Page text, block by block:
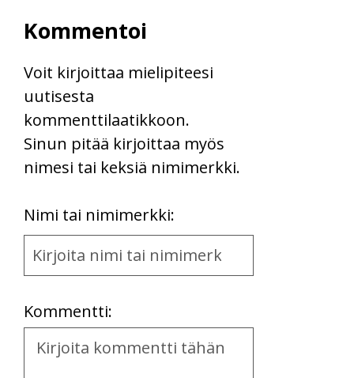
Kommentoi
Voit kirjoittaa mielipiteesi
uutisesta
kommenttilaatikkoon.
Sinun pitää kirjoittaa myös
nimesi tai keksiä nimimerkki.
Nimi tai nimimerkki:
Name
and
Kommentti:
Kommentti